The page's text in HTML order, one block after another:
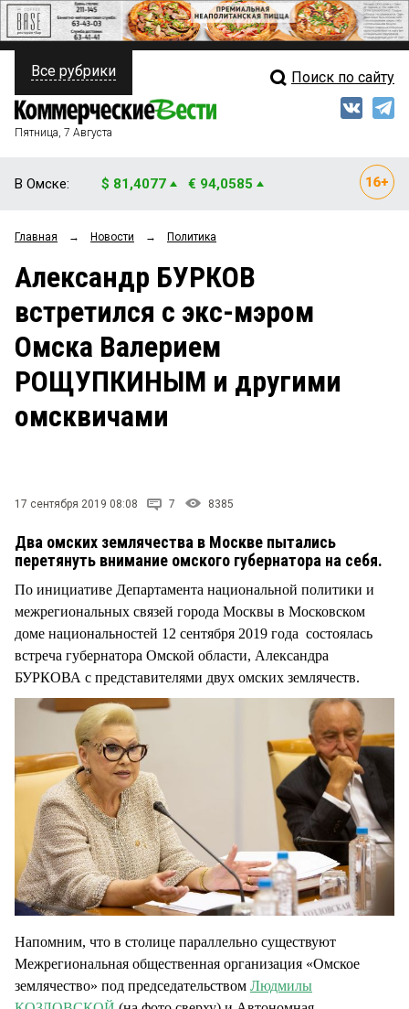
ПОЛИТИКА
ФИНАНСЫ
ОБЩЕСТВО
ЗАКОН
НОВОСТИ КОМПАНИЙ
ПРОИСШЕСТВИЯ
СТИЛЬ ЖИЗНИ
Свежий выпуск
Рейтинги
Блоги
Все рубрики Поиск по сайту
Пятница, 7 Августа
В Омске: $ 81,4077 € 94,0585
Главная → Новости → Политика
Александр БУРКОВ
встретился с экс-мэром
Омска Валерием
РОЩУПКИНЫМ и другими
омсквичами
17 сентября 2019 08:08 7 8385
Два омских землячества в Москве пытались
перетянуть внимание омского губернатора на себя.
По инициативе Департамента национальной политики и
межрегиональных связей города Москвы в Московском
доме национальностей 12 сентября 2019 года состоялась
встреча губернатора Омской области, Александра
БУРКОВА с представителями двух омских землячеств.
Напомним, что в столице параллельно существуют
Межрегиональная общественная организация «Омское
землячество» под председательством Людмилы